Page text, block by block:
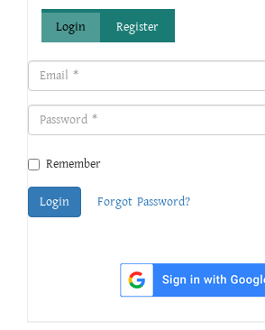
Login Register
Remember
Login Forgot Password?